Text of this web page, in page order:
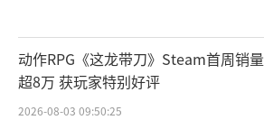
动作RPG《这龙带刀》Steam首周销量
超8万 获玩家特别好评
2026-08-03 09:50:25